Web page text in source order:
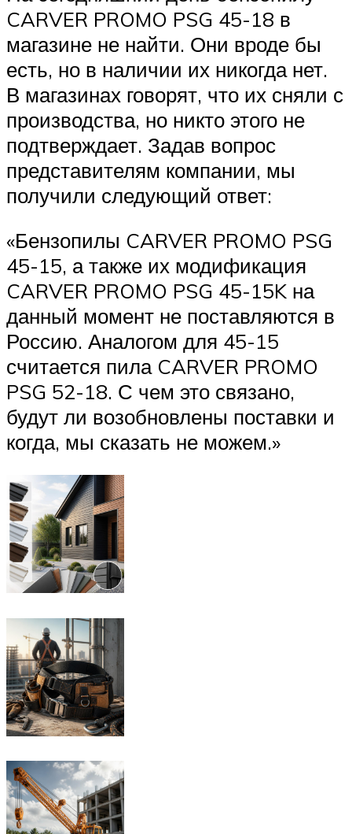
CARVER PROMO PSG 45-18 в
магазине не найти. Они вроде бы
есть, но в наличии их никогда нет.
В магазинах говорят, что их сняли с
производства, но никто этого не
подтверждает. Задав вопрос
представителям компании, мы
получили следующий ответ:
«Бензопилы CARVER PROMO PSG
45-15, а также их модификация
CARVER PROMO PSG 45-15K на
данный момент не поставляются в
Россию. Аналогом для 45-15
считается пила CARVER PROMO
PSG 52-18. С чем это связано,
будут ли возобновлены поставки и
когда, мы сказать не можем.»